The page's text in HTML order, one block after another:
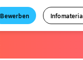
Bewerben